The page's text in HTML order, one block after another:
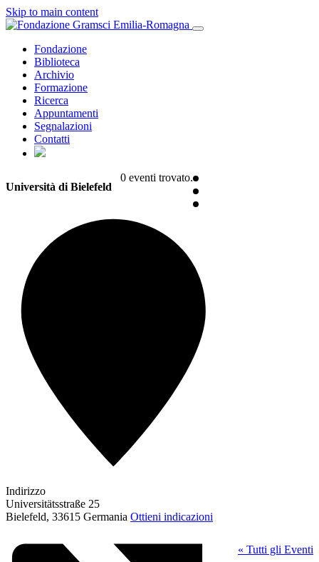
Skip to main content
Fondazione
Biblioteca
Archivio
Formazione
Ricerca
Appuntamenti
Segnalazioni
Contatti
0 eventi trovato.
Università di Bielefeld
« Tutti gli Eventi
Indirizzo
Universitätsstraße 25
Bielefeld, 33615 Germania Ottieni indicazioni